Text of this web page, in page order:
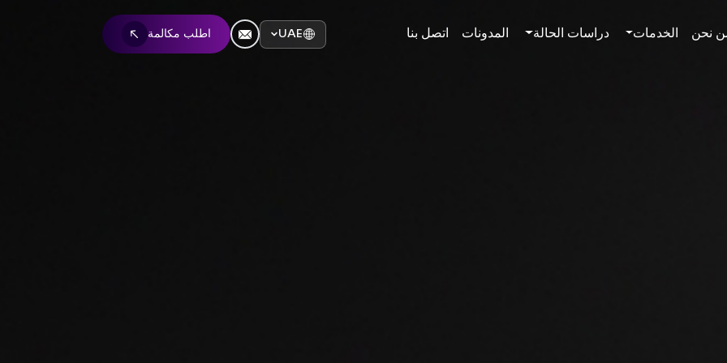
نحن الخدمات دراسات الحالة المدونات اتصل بنا UAE اطلب مكالمة